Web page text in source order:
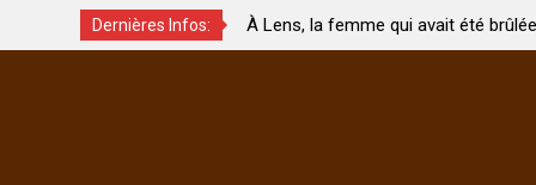
Dernières Infos:
?
À Lens, la femme qui avait été brûlée avec son bébé
par son mari est morte